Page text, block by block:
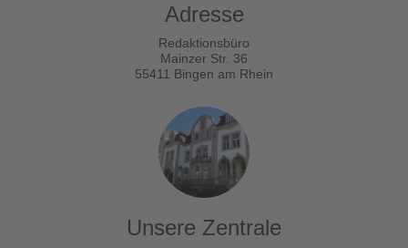
Adresse
Redaktionsbüro
Mainzer Str. 36
55411 Bingen am Rhein
Unsere Zentrale